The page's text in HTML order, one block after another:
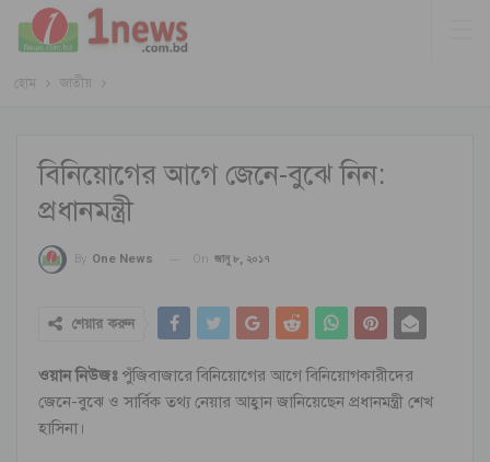
হোম জাতীয়
বিনিয়োগের আগে জেনে-বুঝে নিন:
প্রধানমন্ত্রী
By One News On জানু ৮, ২০১৭
শেয়ার করুন
ওয়ান নিউজঃপুঁজিবাজারে বিনিয়োগের আগে বিনিয়োগকারীদের
জেনে-বুঝে ও সার্বিক তথ্য নেয়ার আহ্বান জানিয়েছেন প্রধানমন্ত্রী শেখ
হাসিনা।